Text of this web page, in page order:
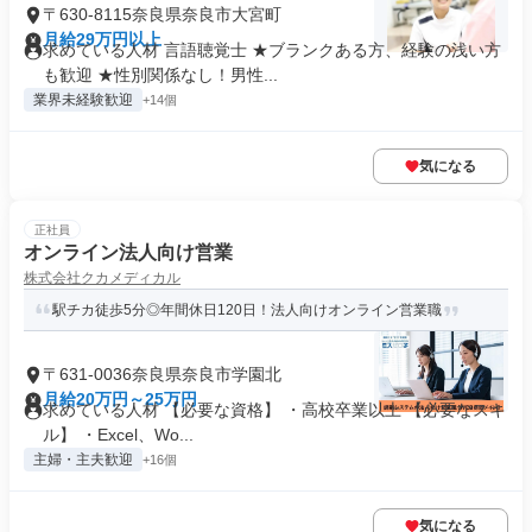
〒630-8115奈良県奈良市大宮町
月給29万円以上
求めている人材 言語聴覚士 ★ブランクある方、経験の浅い方
も歓迎 ★性別関係なし！男性...
業界未経験歓迎 +14個
気になる
正社員
オンライン法人向け営業
株式会社クカメディカル
駅チカ徒歩5分◎年間休日120日！法人向けオンライン営業職
〒631-0036奈良県奈良市学園北
月給20万円～25万円
求めている人材 【必要な資格】 ・高校卒業以上 【必要なスキ
ル】 ・Excel、Wo...
主婦・主夫歓迎 +16個
気になる